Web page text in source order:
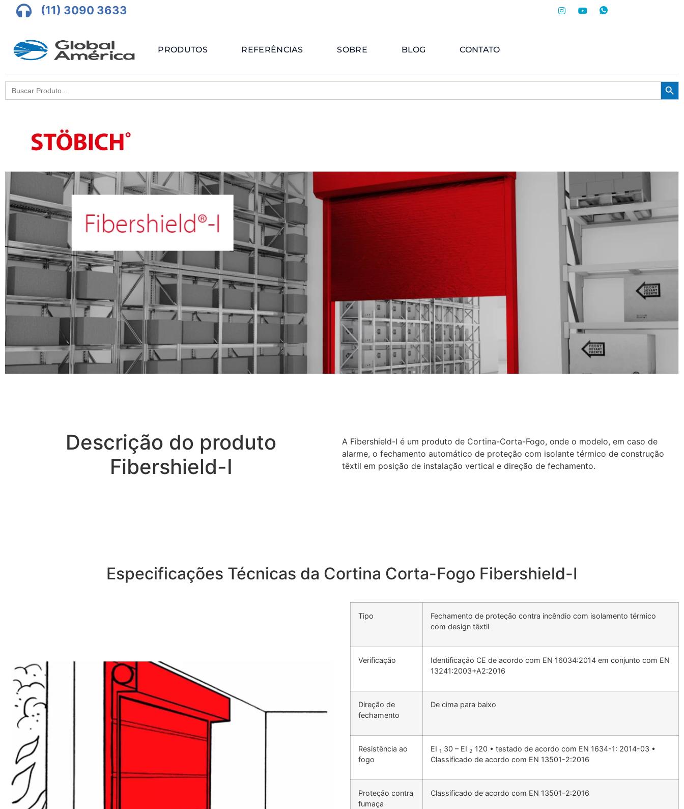
(11) 3090 3633
PRODUTOS REFERÊNCIAS SOBRE BLOG CONTATO
Search
for:
Descrição do produto
Fibershield-I
A Fibershield-I é um produto de Cortina-Corta-Fogo, onde o modelo, em caso de
alarme, o fechamento automático de proteção com isolante térmico de construção
têxtil em posição de instalação vertical e direção de fechamento.
Especificações Técnicas da Cortina Corta-Fogo Fibershield-I
Tipo
Fechamento de proteção contra incêndio com isolamento térmico
com design têxtil
Verificação
Identificação CE de acordo com EN 16034:2014 em conjunto com EN
13241:2003+A2:2016
Direção de
fechamento
De cima para baixo
Resistência ao
fogo
EI 1 30 – EI 2 120 • testado de acordo com EN 1634-1: 2014-03 •
Classificado de acordo com EN 13501-2:2016
Proteção contra
fumaça
Classificado de acordo com EN 13501-2:2016